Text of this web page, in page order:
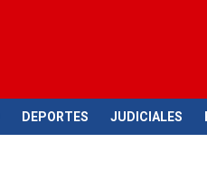
DEPORTES JUDICIALES